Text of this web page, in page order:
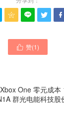
   
 赞(1)
One 零元成
群光电能科技股